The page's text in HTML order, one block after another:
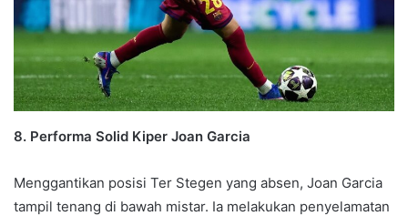
8. Performa Solid Kiper Joan Garcia
Menggantikan posisi Ter Stegen yang absen, Joan Garcia
tampil tenang di bawah mistar. Ia melakukan penyelamatan